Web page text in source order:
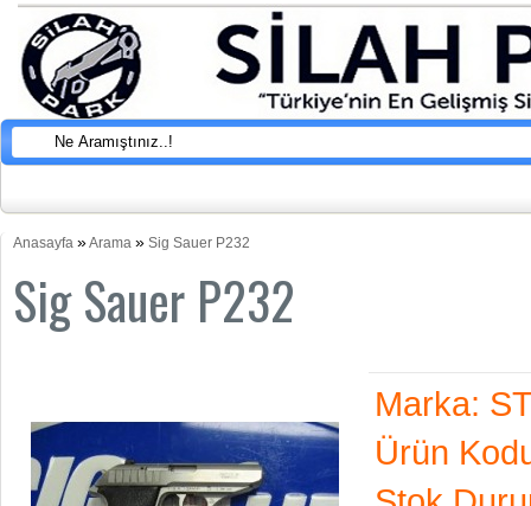
Anasayfa »Arama » Sig Sauer P232
Sig Sauer P232
Marka:
Ürün